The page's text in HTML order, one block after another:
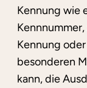
Kennung wie
Kennung
besonderen
kann, die